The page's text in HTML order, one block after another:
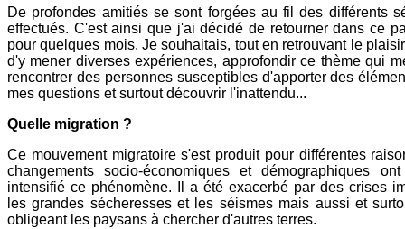
De profondes amitiés se sont forgées au fil des différents
effectués. C'est ainsi que j'ai décidé de retourner dans ce
pour quelques mois. Je souhaitais, tout en retrouvant le
d'y mener diverses expériences, approfondir ce thème qui
rencontrer des personnes susceptibles d'apporter des
mes questions et surtout découvrir l'inattendu...
Quelle migration ?
Ce mouvement migratoire s'est produit pour différentes
changements socio-économiques et démographiques
intensifié ce phénomène. Il a été exacerbé par des crises
les grandes sécheresses et les séismes mais aussi et
obligeant les paysans à chercher d'autres terres.